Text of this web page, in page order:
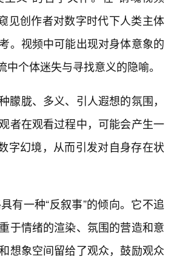
见创作者对数字时代下人类主体
。视频中可能出现对身体意象的
个体迷失与寻找意义的隐喻。
胧、多义、引人遐想的氛围，
者在观看过程中，可能会产生一
字幻境，从而引发对自身存在状
有一种“反叙事”的倾向。它不追
于情绪的渲染、氛围的营造和意
想象空间留给了观众，鼓励观众